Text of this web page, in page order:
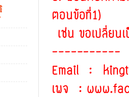
ตอนข้อที่1)
เช่น ขอเปลี่ยน
-----------
Email :
เพจ :